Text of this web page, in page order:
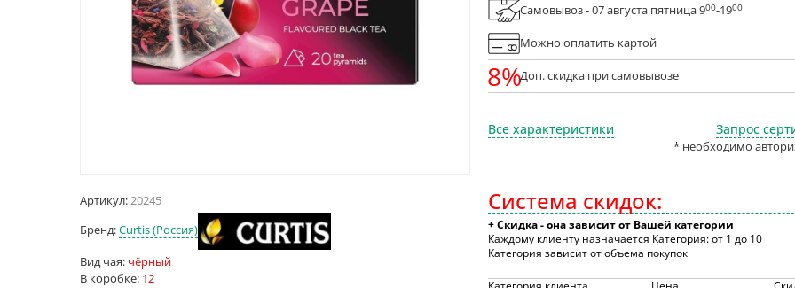
Самовывоз - 07 августа пятница 900-1900
Можно оплатить картой
8%Доп. скидка при самовывозе
Артикул:20245
Бренд:Curtis (Россия)
Вид чая: чёрный
В коробке: 12
Все характеристики Запрос
* необходимо
Система скидок:
+ Скидка - она зависит от Вашей категории
Каждому клиенту назначается Категория: от 1 до 10
Категория зависит от объема покупок